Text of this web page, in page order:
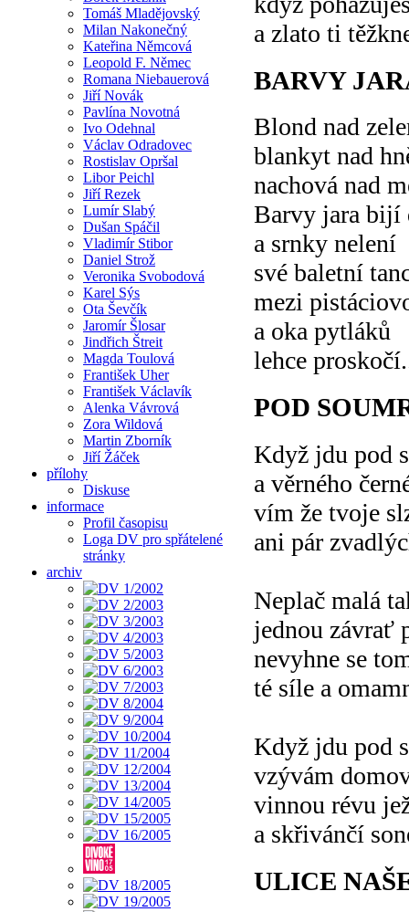
Tomáš Mladějovský
Milan Nakonečný
Kateřina Němcová
Leopold F. Němec
Romana Niebauerová
Jiří Novák
Pavlína Novotná
Ivo Odehnal
Václav Odradovec
Rostislav Opršal
Libor Peichl
Jiří Rezek
Lumír Slabý
Dušan Spáčil
Vladimír Stibor
Daniel Strož
Veronika Svobodová
Karel Sýs
Ota Ševčík
Jaromír Šlosar
Jindřich Štreit
Magda Toulová
František Uher
František Václavík
Alenka Vávrová
Zora Wildová
Martin Zborník
Jiří Žáček
přílohy
Diskuse
informace
Profil časopisu
Loga DV pro spřátelené
stránky
archiv
a zlato ti
BARVY
Blond nad
blankyt nad
nachová nad
Barvy jara bijí
a srnky nelení
své baletní
mezi
a oka pytláků
lehce
POD
Když jdu pod
a věrného
vím že tvoje
ani pár
Neplač malá
jednou závrať
nevyhne se
té síle a
Když jdu pod
vzývám
vinnou révu
a skřivánčí
ULICE